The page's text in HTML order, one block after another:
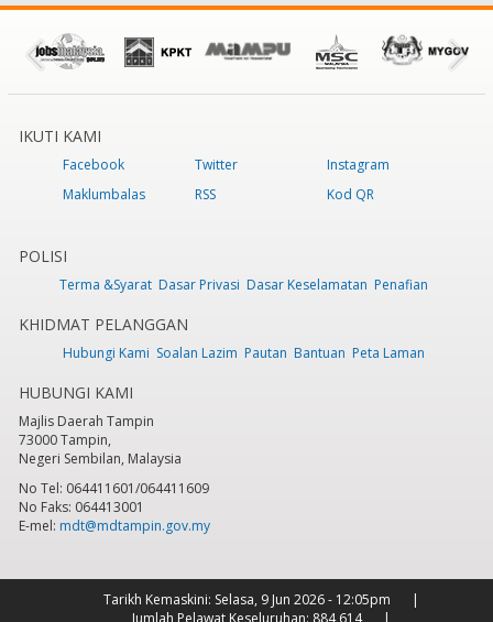
IKUTI KAMI
Facebook Twitter
Instagram
Maklumbalas
RSS Kod QR
POLISI
Terma &Syarat Dasar Privasi Dasar Keselamatan Penafian
KHIDMAT PELANGGAN
Hubungi Kami Soalan Lazim Pautan Bantuan Peta Laman
HUBUNGI KAMI
Majlis Daerah Tampin
73000 Tampin,
Negeri Sembilan, Malaysia
No Tel: 064411601/064411609
No Faks: 064413001
E-mel: mdt@mdtampin.gov.my
Tarikh Kemaskini: Selasa, 9 Jun 2026 - 12:05pm
Jumlah Pelawat Keseluruhan: 884,614